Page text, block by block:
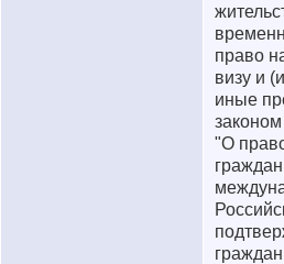
право
визу и
иные
"О